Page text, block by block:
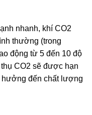
nhanh, khí CO2
thường (trong
động từ 5 đến 10 độ
CO2 sẽ được hạn
đến chất lượng